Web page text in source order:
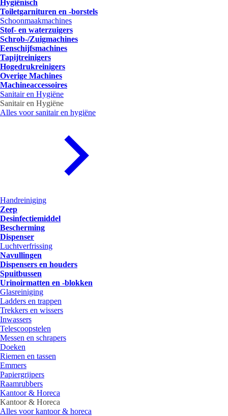
Hygiënisch
Toiletgarnituren en -borstels
Schoonmaakmachines
Stof- en waterzuigers
Schrob-/Zuigmachines
Eenschijfsmachines
Tapijtreinigers
Hogedrukreinigers
Overige Machines
Machineaccessoires
Sanitair en Hygiëne
Sanitair en Hygiëne
Alles voor sanitair en hygiëne
Handreiniging
Zeep
Desinfectiemiddel
Bescherming
Dispenser
Luchtverfrissing
Navullingen
Dispensers en houders
Spuitbussen
Urinoirmatten en -blokken
Glasreiniging
Ladders en trappen
Trekkers en wissers
Inwassers
Telescoopstelen
Messen en schrapers
Doeken
Riemen en tassen
Emmers
Papiergrijpers
Raamrubbers
Kantoor & Horeca
Kantoor & Horeca
Alles voor kantoor & horeca